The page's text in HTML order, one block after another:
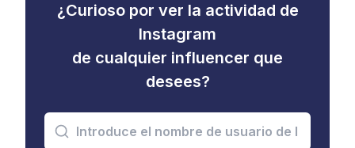
¿Curioso por ver la actividad de
Instagram
de cualquier influencer que
desees?